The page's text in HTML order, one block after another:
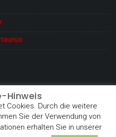
Kemel
|Theme: BetterHealth by
Hinweis
Cookies. Durch die weitere
Sie der Verwendung von
erhalten Sie in unserer